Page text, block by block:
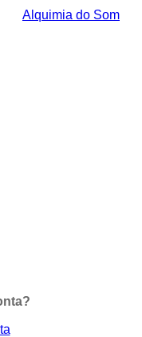
Alquimia do Som